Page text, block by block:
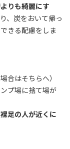
よりも綺麗にす
、炭をおいて帰っ
きる配慮をしま
合はそちらへ）
ンプ場に捨て場が
足の人が近くに